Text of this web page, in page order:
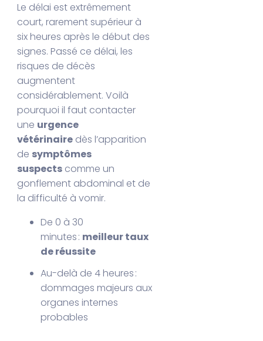
Le délai est extrêmement
court, rarement supérieur à
six heures après le début des
signes. Passé ce délai, les
risques de décès
augmentent
considérablement. Voilà
pourquoi il faut contacter
une urgence
vétérinaire dès l’apparition
de symptômes
suspects comme un
gonflement abdominal et de
la difficulté à vomir.
De 0 à 30
minutes : meilleur taux
de réussite
Au-delà de 4 heures :
dommages majeurs aux
organes internes
probables